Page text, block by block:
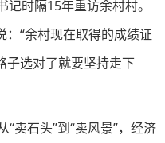
时隔15年重访余村村。
“余村现在取得的成绩证
子选对了就要坚持走下
卖石头”到“卖风景”，经济